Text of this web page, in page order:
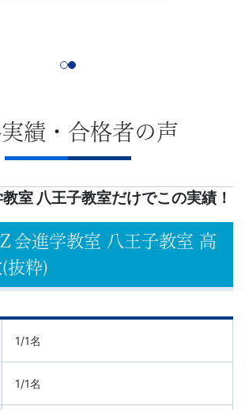
績・合格者の声
教室 八王子教室だけでこの実績！
会進学教室 八王子教室 高
抜粋)
1/1名
1/1名